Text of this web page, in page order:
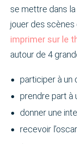
se mettre dans la
jouer des scènes
imprimer sur le
autour de 4
participer à un
prendre part à
donner une
recevoir